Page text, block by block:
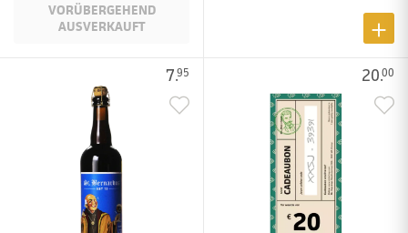
VORÜBERGEHEND
AUSVERKAUFT
7.95 20.00